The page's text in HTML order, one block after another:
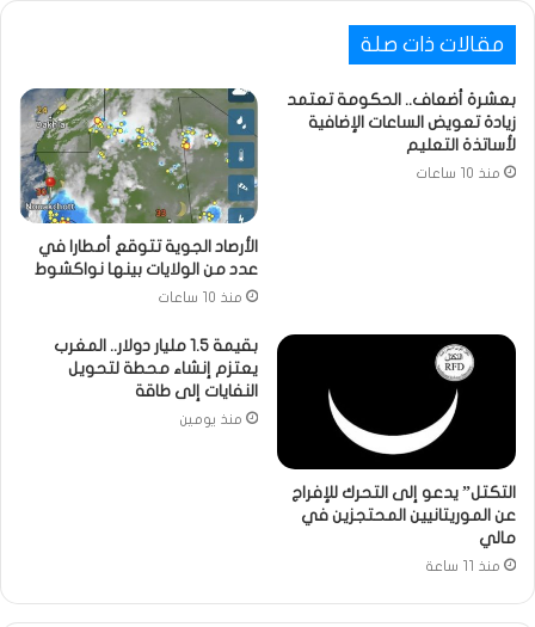
مقالات ذات صلة
بعشرة أضعاف.. الحكومة تعتمد
زيادة تعويض الساعات الإضافية
لأساتذة التعليم
منذ 10 ساعات
الأرصاد الجوية تتوقع أمطارا في
عدد من الولايات بينها نواكشوط
منذ 10 ساعات
التكتل” يدعو إلى التحرك للإفراج
عن الموريتانيين المحتجزين في
مالي
منذ 11 ساعة
بقيمة 1.5 مليار دولار.. المغرب
يعتزم إنشاء محطة لتحويل
النفايات إلى طاقة
منذ يومين